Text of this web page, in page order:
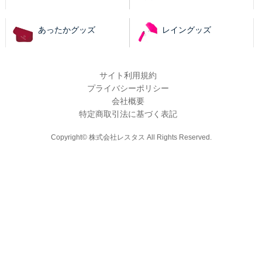
あったかグッズ レイングッズ
サイト利用規約
プライバシーポリシー
会社概要
特定商取引法に基づく表記
Copyright© 株式会社レスタス All Rights Reserved.